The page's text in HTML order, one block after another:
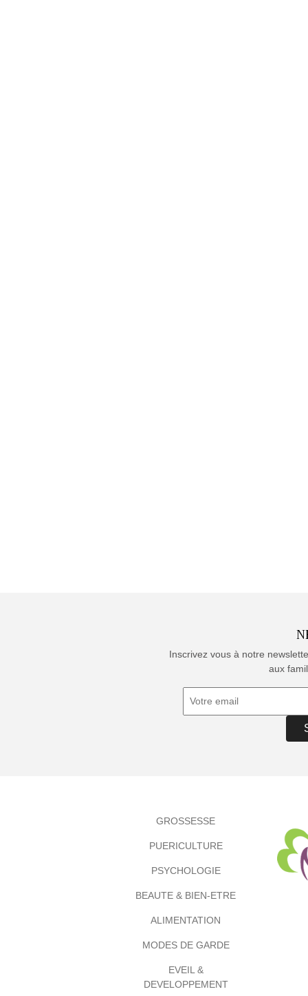
Inscrivez vous à notre
aux
GROSSESSE
PUERICULTURE
PSYCHOLOGIE
BEAUTE & BIEN-ETRE
ALIMENTATION
MODES DE GARDE
EVEIL &
DEVELOPPEMENT